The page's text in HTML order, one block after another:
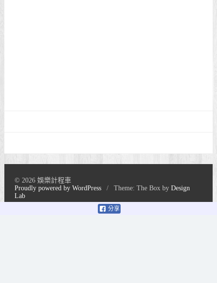
分享
© 2026 娛樂計程車
Proudly powered by WordPress
/ Theme: The Box byDesign
Lab